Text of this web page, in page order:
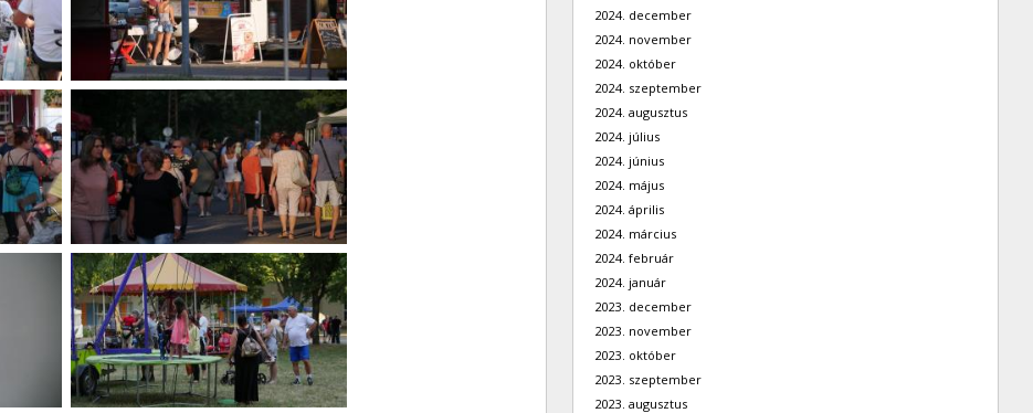
2024. december
2024. november
2024. október
2024. szeptember
2024. augusztus
2024. július
2024. június
2024. május
2024. április
2024. március
2024. február
2024. január
2023. december
2023. november
2023. október
2023. szeptember
2023. augusztus